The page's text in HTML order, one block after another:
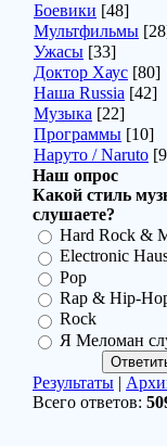
Боевики [48]
Мультфильмы
Ужасы [33]
Доктор Хаус [80]
Наша Russia [42]
Музыка [22]
Программы [10]
Наруто / Naruto
Наш опрос
Какой стиль
слушаете?
Hard Rock &
Electronic
Pop
Rap & Hip-
Rock
Я Меломан
Результаты |
Всего ответов: